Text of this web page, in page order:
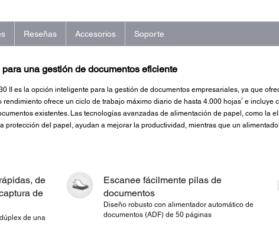
Reseñas Accesorios Soporte
una gestión de documentos eficiente
II es la opción inteligente para la gestión de documentos empresariales, ya que
rendimiento ofrece un ciclo de trabajo máximo diario de hasta 4.000 hojas2e incluye
existentes. Las tecnologías avanzadas de alimentación de papel, como la
protección del papel, ayudan a mejorar la productividad, mientras que un
de
de
de una
Escanee fácilmente pilas de
documentos
Diseño robusto con alimentador automático de
documentos (ADF) de 50 páginas